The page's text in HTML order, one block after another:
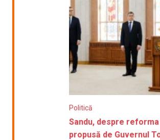
Politică
Sandu, despre
propusă de Guvernul